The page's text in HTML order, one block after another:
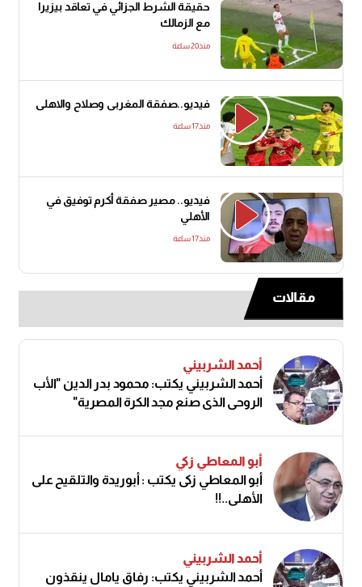
حقيقة الشرط الجزائي في تعاقد بيزيرا
مع الزمالك
منذ20 ساعة
فيديو..صفقة المغربى وصلاح والاهلى
منذ17 ساعة
فيديو.. مصير صفقة أكرم توفيق في
الأهلي
منذ17 ساعة
مقالات
أحمد الشربيني
أحمد الشربيني يكتب: محمود بدر الدين "الأب
الروحي الذي صنع مجد الكرة المصرية"
أبو المعاطي زكي
أبو المعاطي زكى يكتب : أبوريدة والتلقيح على
الأهلى..!!
أحمد الشربيني
أحمد الشربيني يكتب: رفاق يامال ينقذون